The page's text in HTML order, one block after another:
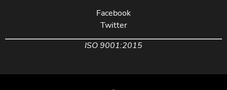
Facebook
Twitter
ISO 9001:2015